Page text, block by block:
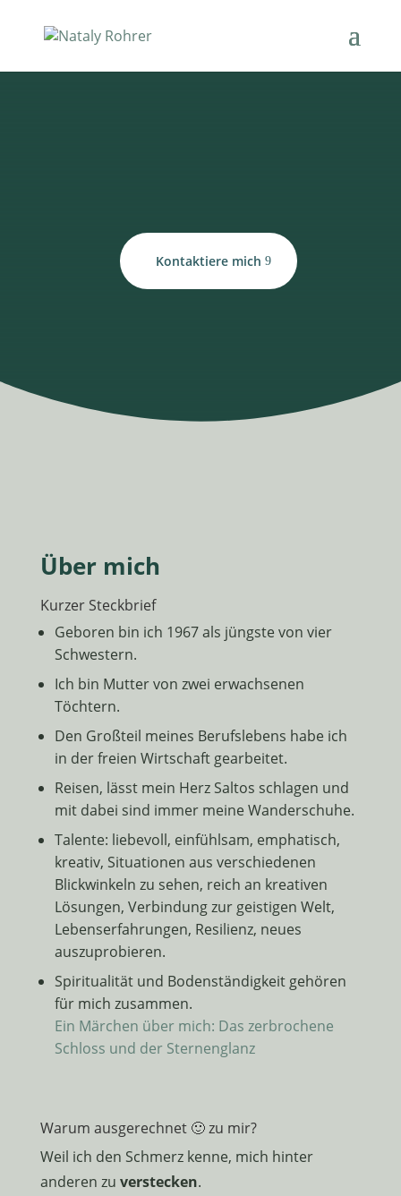
Kontaktiere mich
Über mich
Kurzer Steckbrief
Geboren bin ich 1967 als jüngste von vier
Schwestern.
Ich bin Mutter von zwei erwachsenen
Töchtern.
Den Großteil meines Berufslebens habe ich
in der freien Wirtschaft gearbeitet.
Reisen, lässt mein Herz Saltos schlagen und
mit dabei sind immer meine Wanderschuhe.
Talente: liebevoll, einfühlsam, emphatisch,
kreativ, Situationen aus verschiedenen
Blickwinkeln zu sehen, reich an kreativen
Lösungen, Verbindung zur geistigen Welt,
Lebenserfahrungen, Resilienz, neues
auszuprobieren.
Spiritualität und Bodenständigkeit gehören
für mich zusammen.
Ein Märchen über mich: Das zerbrochene
Schloss und der Sternenglanz
Warum ausgerechnet 🙂 zu mir?
Weil ich den Schmerz kenne, mich hinter
anderen zu verstecken.